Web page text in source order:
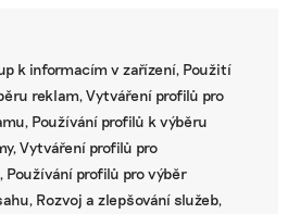
k informacím v zařízení, Použití
reklam, Vytváření profilů pro
Používání profilů k výběru
Vytváření profilů pro
Používání profilů pro výběr
Rozvoj a zlepšování služeb,
Abel
získat desítky milionů na
říká právník Abel. Po střetu s
Sekyry